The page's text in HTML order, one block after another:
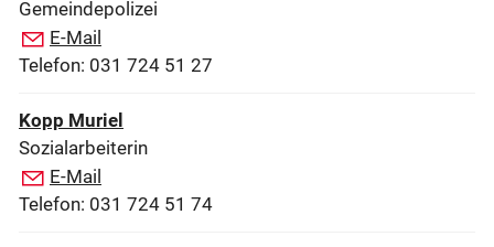
Gemeindepolizei
E-Mail
Telefon: 031 724 51 27
Kopp Muriel
Sozialarbeiterin
E-Mail
Telefon: 031 724 51 74